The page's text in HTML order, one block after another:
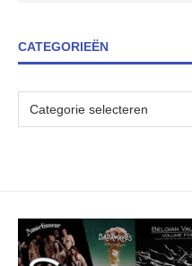
CATEGORIEËN